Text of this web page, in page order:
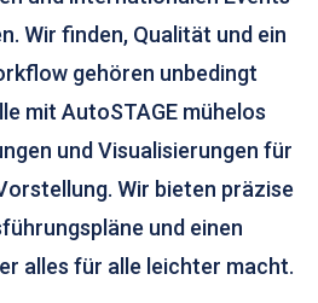
Wir finden, Qualität und ein
gehören unbedingt
mit AutoSTAGE mühelos
und Visualisierungen für
Wir bieten präzise
und einen
alles für alle leichter macht.